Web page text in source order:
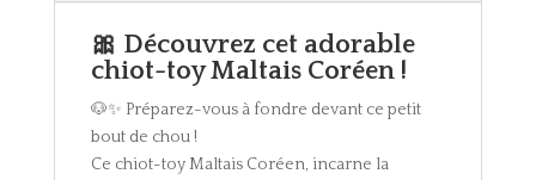
🎀 Découvrez cet adorable
chiot-toy Maltais Coréen !
🐶✨ Préparez-vous à fondre devant ce petit
bout de chou !
Ce chiot-toy Maltais Coréen, incarne la